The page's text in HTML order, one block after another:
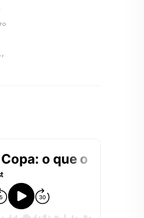
,